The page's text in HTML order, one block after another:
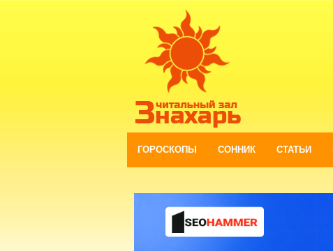
ГОРОСКОПЫ СОННИК СТАТЬИ